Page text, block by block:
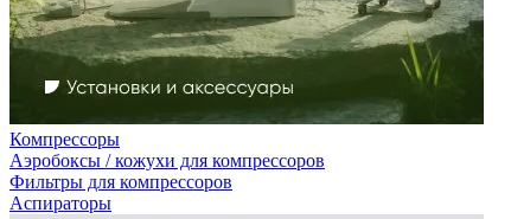
Компрессоры
Аэробоксы / кожухи для компрессоров
Фильтры для компрессоров
Аспираторы